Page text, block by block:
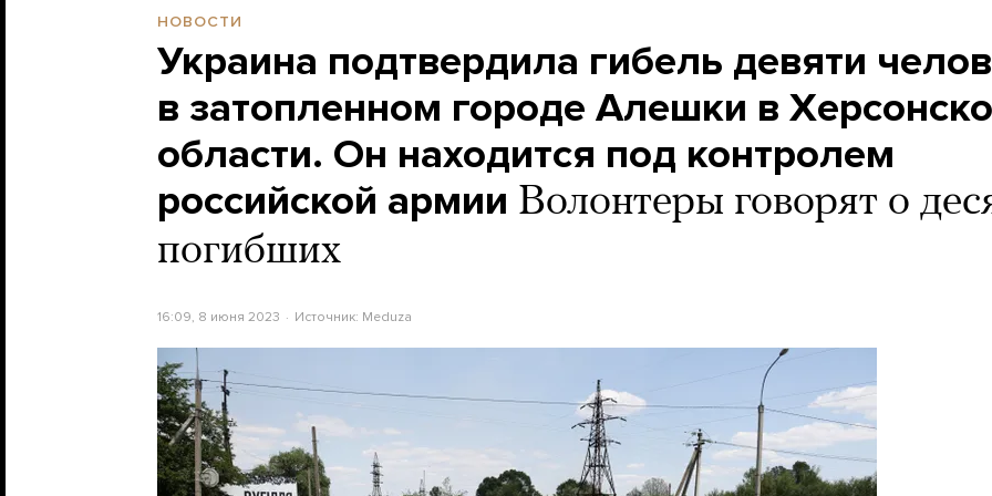
НОВОСТИ
Украина подтвердила гибель девяти
в затопленном городе Алешки в
области. Он находится под контролем
российской армии Волонтеры говорят о
погибших
16:09, 8 июня 2023 Источник: Meduza